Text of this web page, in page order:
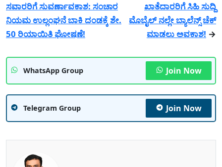
ಸವಾರರಿಗೆ ಸುವರ್ಣಾವಕಾಶ: ಸಂಚಾರ
ನಿಯಮ ಉಲ್ಲಂಘನೆ ಬಾಕಿ ದಂಡಕ್ಕೆ ಶೇ.
50 ರಿಯಾಯಿತಿ ಘೋಷಣೆ!
ಖಾತೆದಾರರಿಗೆ ಸಿಹಿ ಸುದ್ದಿ
ಮೊಬೈಲ್ ನಲ್ಲೇ ಬ್ಯಾಲೆನ್ಸ್ ಚೆಕ್
ಮಾಡಲು ಅವಕಾಶ! →
WhatsApp Group Join Now
Telegram Group Join Now